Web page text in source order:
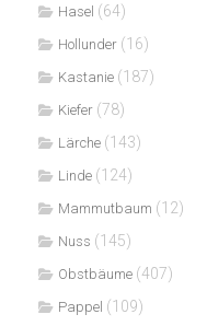
Hasel (64)
Hollunder (16)
Kastanie (187)
Kiefer (78)
Lärche (143)
Linde (124)
Mammutbaum (12)
Nuss (145)
Obstbäume (407)
Pappel (109)